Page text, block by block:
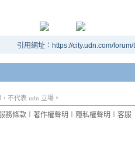
引用網址：https://city.udn.com/
不代表 udn 立場。
務條款 著作權聲明 隱私權聲明 客服